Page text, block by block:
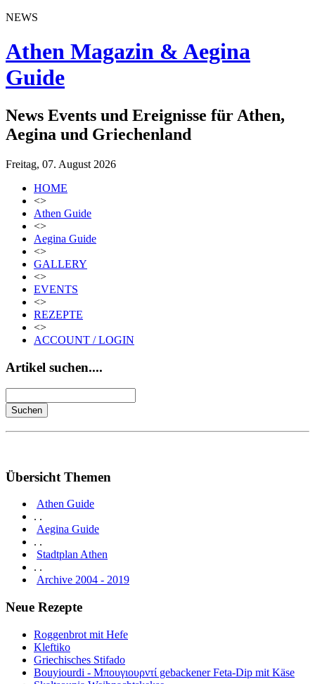
NEWS
Athen Magazin & Aegina
Guide
News Events und Ereignisse für Athen,
Aegina und Griechenland
Freitag, 07. August 2026
HOME
<>
Athen Guide
<>
Aegina Guide
<>
GALLERY
<>
EVENTS
<>
REZEPTE
<>
ACCOUNT / LOGIN
Artikel suchen....
Übersicht Themen
Athen Guide
. .
Aegina Guide
. .
Stadtplan Athen
. .
Archive 2004 - 2019
Neue Rezepte
Roggenbrot mit Hefe
Kleftiko
Griechisches Stifado
Bouyiourdi - Μπουγιουρντί gebackener Feta-Dip mit Käse